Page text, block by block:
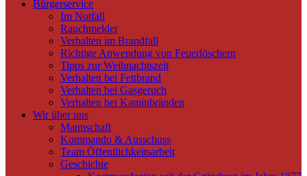
Bürgerservice
Im Notfall
Rauchmelder
Verhalten im Brandfall
Richtige Anwendung von Feuerlöschern
Tipps zur Weihnachtszeit
Verhalten bei Fettbrand
Verhalten bei Gasgeruch
Verhalten bei Kaminbränden
Wir über uns
Mannschaft
Kommando & Ausschuss
Team Öffentlichkeitsarbeit
Geschichte